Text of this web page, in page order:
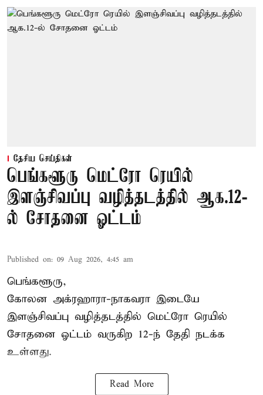
தேசிய செய்திகள்
பெங்களூரு மெட்ரோ ரெயில்
இளஞ்சிவப்பு வழித்தடத்தில் ஆக.12-
ல் சோதனை ஓட்டம்
Published on: 09 Aug 2026, 4:45 am
பெங்களூரு,
கோலன அக்ரஹாரா-நாகவரா இடையே
இளஞ்சிவப்பு வழித்தடத்தில் மெட்ரோ ரெயில்
சோதனை ஓட்டம் வருகிற 12-ந் தேதி நடக்க
உள்ளது.
Read More